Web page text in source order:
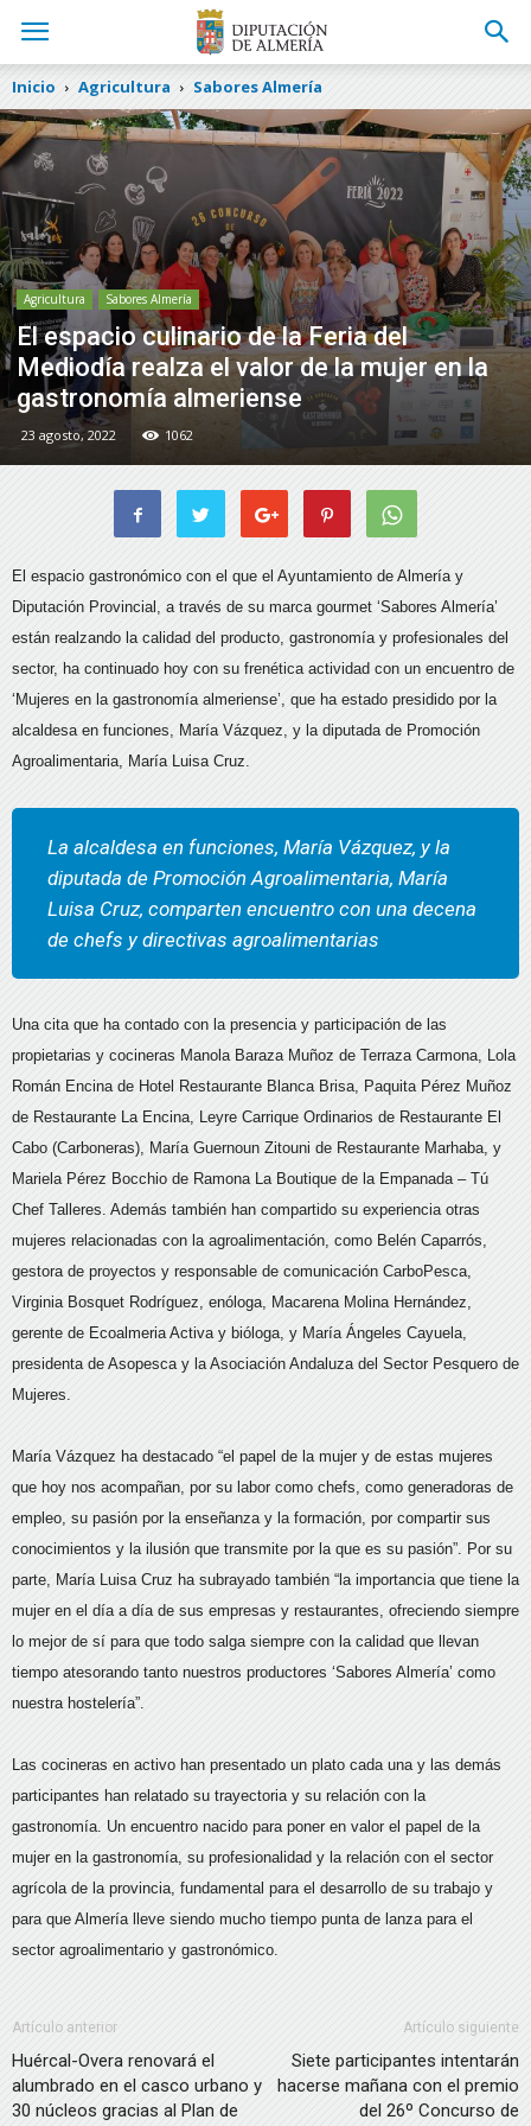
Inicio Agricultura Sabores Almería
Agricultura Sabores Almería
El espacio culinario de la Feria del
Mediodía realza el valor de la mujer en la
gastronomía almeriense
23 agosto, 2022 1062
El espacio gastronómico con el que el Ayuntamiento de Almería y
Diputación Provincial, a través de su marca gourmet ‘Sabores Almería’
están realzando la calidad del producto, gastronomía y profesionales del
sector, ha continuado hoy con su frenética actividad con un encuentro de
‘Mujeres en la gastronomía almeriense’, que ha estado presidido por la
alcaldesa en funciones, María Vázquez, y la diputada de Promoción
Agroalimentaria, María Luisa Cruz.
La alcaldesa en funciones, María Vázquez, y la
diputada de Promoción Agroalimentaria, María
Luisa Cruz, comparten encuentro con una decena
de chefs y directivas agroalimentarias
Una cita que ha contado con la presencia y participación de las
propietarias y cocineras Manola Baraza Muñoz de Terraza Carmona, Lola
Román Encina de Hotel Restaurante Blanca Brisa, Paquita Pérez Muñoz
de Restaurante La Encina, Leyre Carrique Ordinarios de Restaurante El
Cabo (Carboneras), María Guernoun Zitouni de Restaurante Marhaba, y
Mariela Pérez Bocchio de Ramona La Boutique de la Empanada – Tú
Chef Talleres. Además también han compartido su experiencia otras
mujeres relacionadas con la agroalimentación, como Belén Caparrós,
gestora de proyectos y responsable de comunicación CarboPesca,
Virginia Bosquet Rodríguez, enóloga, Macarena Molina Hernández,
gerente de Ecoalmeria Activa y bióloga, y María Ángeles Cayuela,
presidenta de Asopesca y la Asociación Andaluza del Sector Pesquero de
Mujeres.
María Vázquez ha destacado “el papel de la mujer y de estas mujeres
que hoy nos acompañan, por su labor como chefs, como generadoras de
empleo, su pasión por la enseñanza y la formación, por compartir sus
conocimientos y la ilusión que transmite por la que es su pasión”. Por su
parte, María Luisa Cruz ha subrayado también “la importancia que tiene la
mujer en el día a día de sus empresas y restaurantes, ofreciendo siempre
lo mejor de sí para que todo salga siempre con la calidad que llevan
tiempo atesorando tanto nuestros productores ‘Sabores Almería’ como
nuestra hostelería”.
Las cocineras en activo han presentado un plato cada una y las demás
participantes han relatado su trayectoria y su relación con la
gastronomía. Un encuentro nacido para poner en valor el papel de la
mujer en la gastronomía, su profesionalidad y la relación con el sector
agrícola de la provincia, fundamental para el desarrollo de su trabajo y
para que Almería lleve siendo mucho tiempo punta de lanza para el
sector agroalimentario y gastronómico.
Artículo anterior
Huércal-Overa renovará el
alumbrado en el casco urbano y
30 núcleos gracias al Plan de
Artículo siguiente
Siete participantes intentarán
hacerse mañana con el premio
del 26º Concurso de